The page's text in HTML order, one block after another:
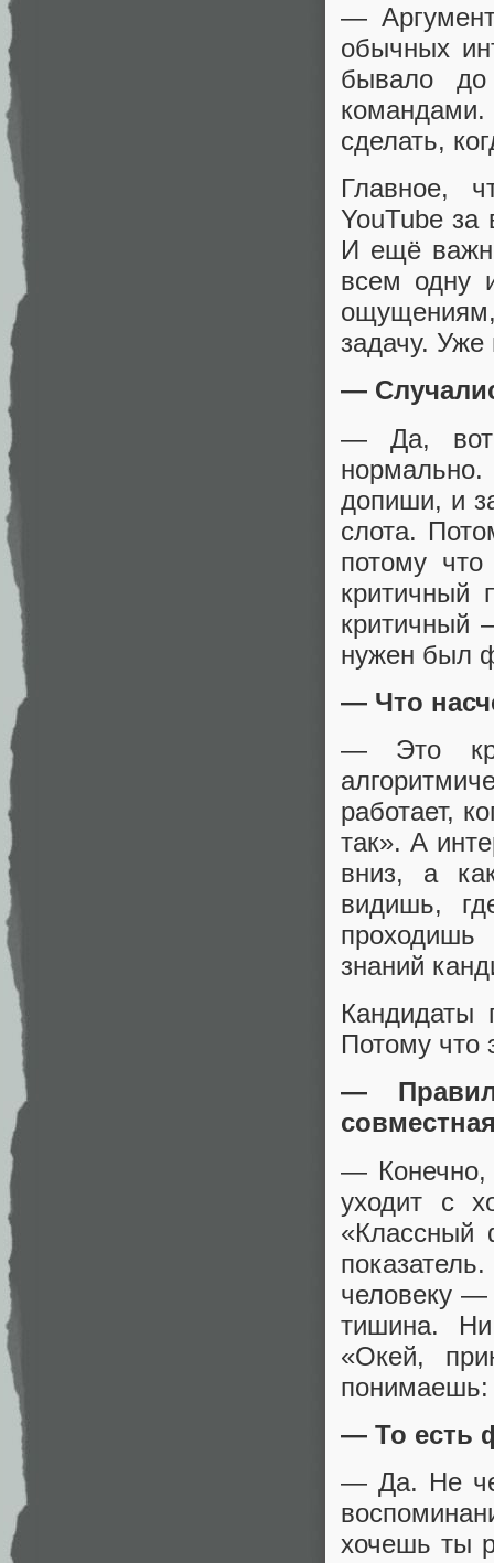
—
обычных
бывало
сделать,
Главное,
YouTube за
И ещё
всем одну
задачу.
—
— Да, вот
допиши, и
слота.
потому
критичный
критичный
нужен был
— Что
— Это
работает,
так». А
вниз, а
видишь,
проходишь
знаний
Кандидаты
Потому что
—
— Конечно,
уходит с
«Классный
человеку —
тишина.
«Окей,
— То есть
— Да. Не
хочешь ты